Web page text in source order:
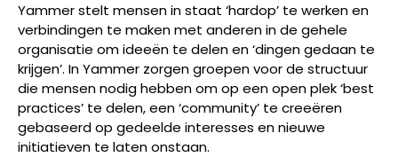
Yammer stelt mensen in staat ‘hardop’ te werken en
verbindingen te maken met anderen in de gehele
organisatie om ideeën te delen en ‘dingen gedaan te
krijgen’. In Yammer zorgen groepen voor de structuur
die mensen nodig hebben om op een open plek ‘best
practices’ te delen, een ‘community’ te creeëren
gebaseerd op gedeelde interesses en nieuwe
initiatieven te laten onstaan.